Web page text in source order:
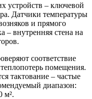
устройств – ключевой
Датчики температуры
и прямого
– внутренняя стена на
соответствие
помещения.
тактование – частые
диапазон:
м².